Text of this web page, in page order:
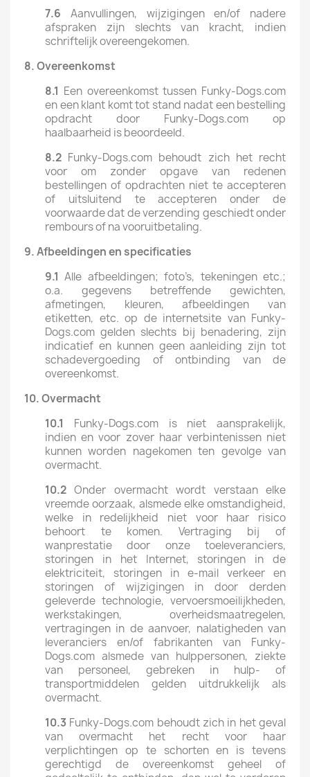
7.6 Aanvullingen, wijzigingen en/of nadere
afspraken zijn slechts van kracht, indien
schriftelijk overeengekomen.
8.Overeenkomst
8.1 Een overeenkomst tussen Funky-Dogs.com
en een klant komt tot stand nadat een bestelling
opdracht door Funky-Dogs.com op
haalbaarheid is beoordeeld.
8.2 Funky-Dogs.com behoudt zich het recht
voor om zonder opgave van redenen
bestellingen of opdrachten niet te accepteren
of uitsluitend te accepteren onder de
voorwaarde dat de verzending geschiedt onder
rembours of na vooruitbetaling.
9.Afbeeldingenenspecificaties
9.1 Alle afbeeldingen; foto’s, tekeningen etc.;
o.a. gegevens betreffende gewichten,
afmetingen, kleuren, afbeeldingen van
etiketten, etc. op de internetsite van Funky-
Dogs.com gelden slechts bij benadering, zijn
indicatief en kunnen geen aanleiding zijn tot
schadevergoeding of ontbinding van de
overeenkomst.
10.Overmacht
10.1 Funky-Dogs.com is niet aansprakelijk,
indien en voor zover haar verbintenissen niet
kunnen worden nagekomen ten gevolge van
overmacht.
10.2 Onder overmacht wordt verstaan elke
vreemde oorzaak, alsmede elke omstandigheid,
welke in redelijkheid niet voor haar risico
behoort te komen. Vertraging bij of
wanprestatie door onze toeleveranciers,
storingen in het Internet, storingen in de
elektriciteit, storingen in e-mail verkeer en
storingen of wijzigingen in door derden
geleverde technologie, vervoersmoeilijkheden,
werkstakingen, overheidsmaatregelen,
vertragingen in de aanvoer, nalatigheden van
leveranciers en/of fabrikanten van Funky-
Dogs.com alsmede van hulppersonen, ziekte
van personeel, gebreken in hulp- of
transportmiddelen gelden uitdrukkelijk als
overmacht.
10.3 Funky-Dogs.com behoudt zich in het geval
van overmacht het recht voor haar
verplichtingen op te schorten en is tevens
gerechtigd de overeenkomst geheel of